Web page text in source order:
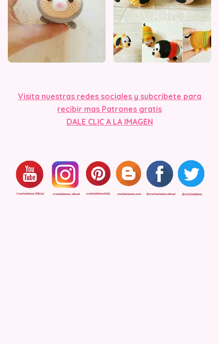
Visita nuestras redes sociales y subcribete para
recibir mas Patrones gratis
DALE CLIC A LA IMAGEN